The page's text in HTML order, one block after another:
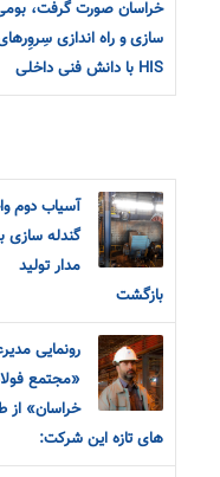
خراسان صورت گرفت،
سازی و راه اندازی
HIS با دانش فنی داخلی
آسیاب دوم
گندله سازی
مدار تولید
بازگشت
رونمایی
«مجتمع
خراسان» از
های تازه این شرکت: